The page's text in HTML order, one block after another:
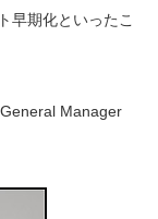
早期化といったこ
Manager